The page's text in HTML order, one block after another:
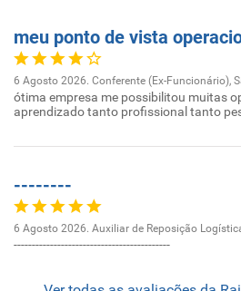
meu ponto de vista
6 Agosto 2026. Conferente (Ex-Funcionário),
ótima empresa me possibilitou muitas
aprendizado tanto profissional tanto
--------
6 Agosto 2026. Auxiliar de Reposição
-------------------------------------------